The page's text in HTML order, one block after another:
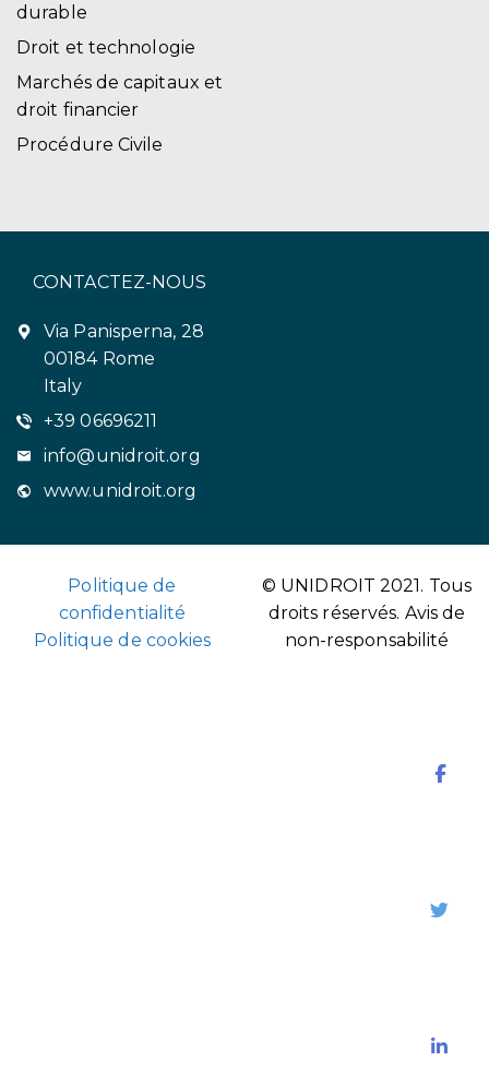
durable
Droit et technologie
Marchés de capitaux et
droit financier
Procédure Civile
CONTACTEZ-NOUS
Via Panisperna, 28
00184 Rome
Italy
+39 06696211
info@unidroit.org
www.unidroit.org
Politique de
confidentialité
Politique de cookies
© UNIDROIT 2021. Tous
droits réservés. Avis de
non-responsabilité